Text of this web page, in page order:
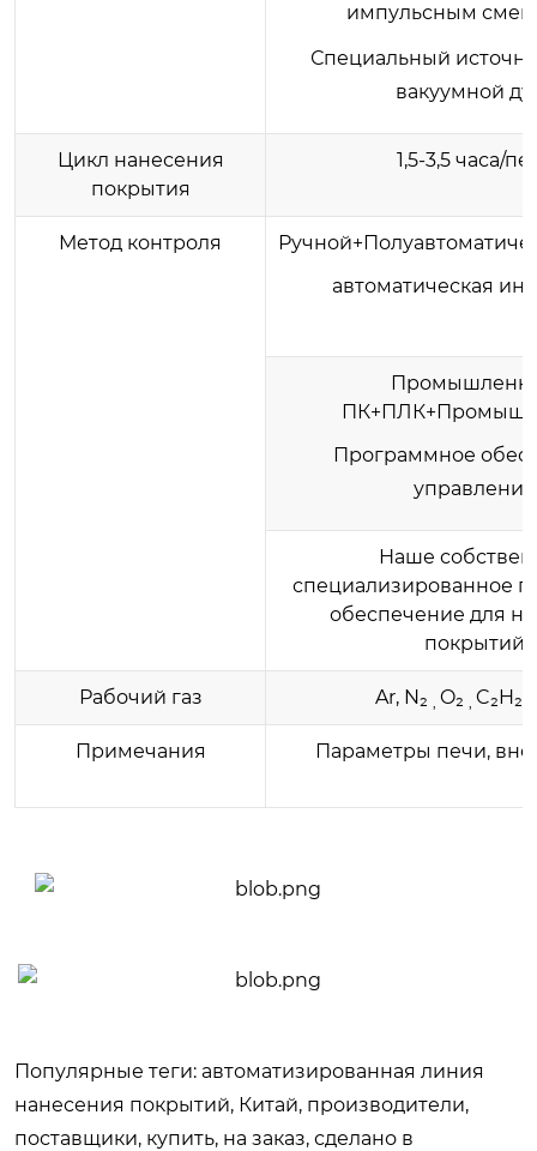
импульсным
Специальный
вакуумной
Цикл нанесения
покрытия
1,5-3,5 часа/
Метод контроля
автоматическая
Программное
управления
Наше
специализированное
обеспечение для
покрытий
Рабочий газ Ar, N₂ O₂ C₂H₂
Примечания Параметры печи,
Популярные теги: автоматизированная линия
нанесения покрытий, Китай, производители,
поставщики, купить, на заказ, сделано в